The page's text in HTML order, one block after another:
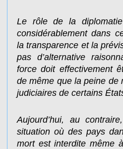
Le rôle de la diplomatie
considérablement dans
la transparence et la
pas d’alternative
force doit effectivement
de même que la peine de
judiciaires de certains
Aujourd’hui, au
situation où des pays
mort est interdite même